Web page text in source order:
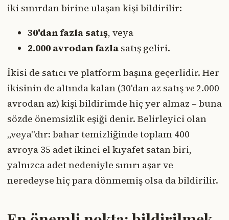
iki sınırdan birine ulaşan kişi bildirilir:
30'dan fazla satış, veya
2.000 avrodan fazla satış geliri.
İkisi de satıcı ve platform başına geçerlidir. Her
ikisinin de altında kalan (30'dan az satışve 2.000
avrodan az) kişi bildirimde hiç yer almaz – buna
sözde önemsizlik eşiği denir. Belirleyici olan
„veya"dır: bahar temizliğinde toplam 400
avroya 35 adet ikinci el kıyafet satan biri,
yalnızca adet nedeniyle sınırı aşar ve
neredeyse hiç para dönmemiş olsa da bildirilir.